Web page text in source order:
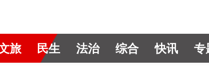
旅 民生 法治 综合 快讯 专